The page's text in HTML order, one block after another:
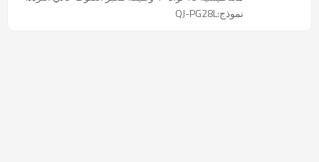
وظيفة USB/FM/ Bluetooth/ TWS/OTG/OPTICALنموذج:QJ-PG28L